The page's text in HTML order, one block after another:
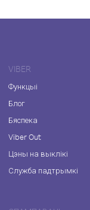
VIBER
Функцыі
Блог
Бяспека
Viber Out
Цэны на выклікі
Служба падтрымкі